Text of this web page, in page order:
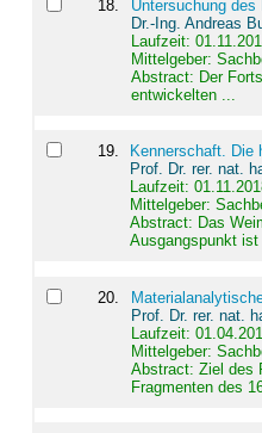
18
Untersuchung
Dr.-Ing. Andreas
Laufzeit:
Mittelgeber:
Abstract: Der
entwickelten ...
19.
Kennerschaft. Die
Prof. Dr. rer. nat.
Laufzeit:
Mittelgeber:
Abstract: Das
Ausgangspunkt
20
Prof. Dr. rer. nat.
Laufzeit:
Mittelgeber:
Abstract: Ziel des
Fragmenten des